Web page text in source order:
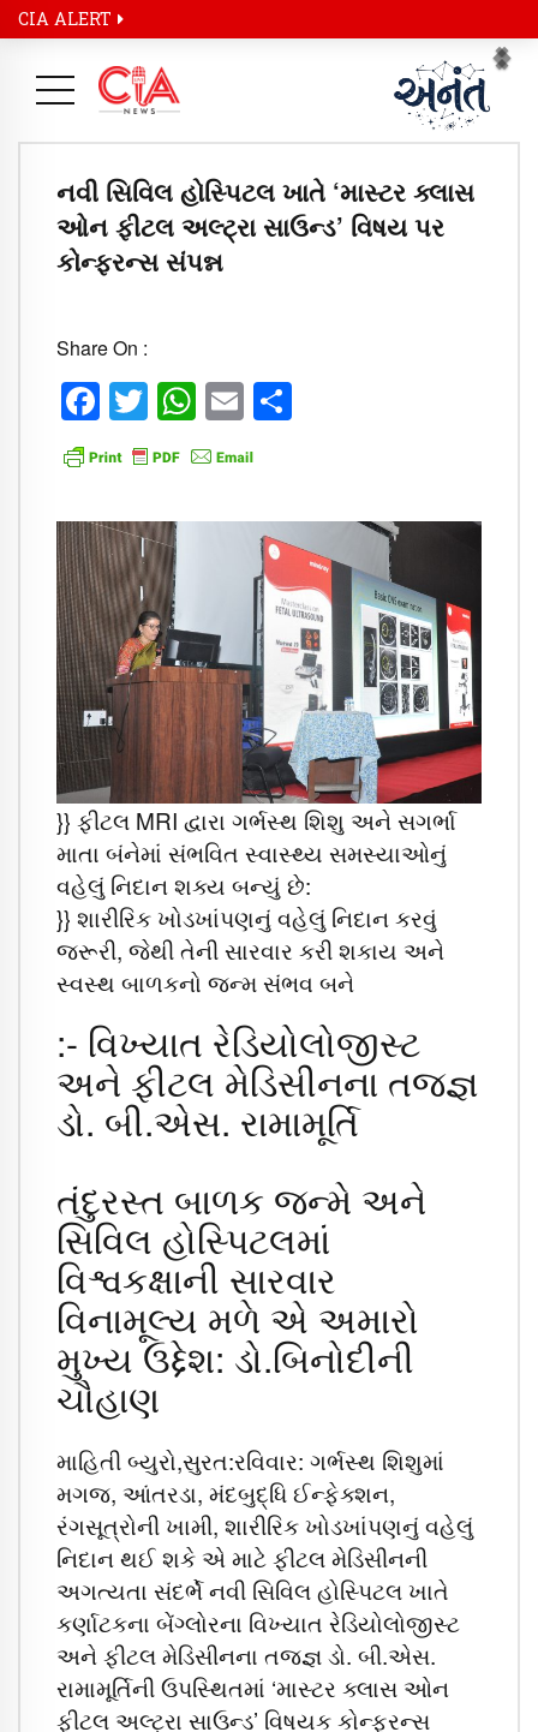
CIA ALERT
નવી સિવિલ હોસ્પિટલ ખાતે ‘માસ્ટર ક્લાસ
ઓન ફીટલ અલ્ટ્રા સાઉન્ડ’ વિષય પર
કોન્ફરન્સ સંપન્ન
Share On :
Facebook
Twitter
WhatsApp
Email
}} ફીટલ MRI દ્વારા ગર્ભસ્થ શિશુ અને સગર્ભા
માતા બંનેમાં સંભવિત સ્વાસ્થ્ય સમસ્યાઓનું
વહેલું નિદાન શક્ય બન્યું છે:
}} શારીરિક ખોડખાંપણનું વહેલું નિદાન કરવું
જરૂરી, જેથી તેની સારવાર કરી શકાય અને
સ્વસ્થ બાળકનો જન્મ સંભવ બને
:- વિખ્યાત રેડિયોલોજીસ્ટ
અને ફીટલ મેડિસીનના તજજ્ઞ
ડો. બી.એસ. રામામૂર્તિ
તંદુરસ્ત બાળક જન્મે અને
સિવિલ હોસ્પિટલમાં
વિશ્વકક્ષાની સારવાર
વિનામૂલ્ય મળે એ અમારો
મુખ્ય ઉદ્દેશ: ડો.બિનોદીની
ચૌહાણ
માહિતી બ્યુરો,સુરત:રવિવાર: ગર્ભસ્થ શિશુમાં
મગજ, આંતરડા, મંદબુદ્ધિ ઈન્ફેક્શન,
રંગસૂત્રોની ખામી, શારીરિક ખોડખાંપણનું વહેલું
નિદાન થઈ શકે એ માટે ફીટલ મેડિસીનની
અગત્યતા સંદર્ભે નવી સિવિલ હોસ્પિટલ ખાતે
કર્ણાટકના બેંગ્લોરના વિખ્યાત રેડિયોલોજીસ્ટ
અને ફીટલ મેડિસીનના તજજ્ઞ ડો. બી.એસ.
રામામૂર્તિની ઉપસ્થિતમાં ‘માસ્ટર ક્લાસ ઓન
ફીટલ અલ્ટ્રા સાઉન્ડ’ વિષયક કોન્ફરન્સ